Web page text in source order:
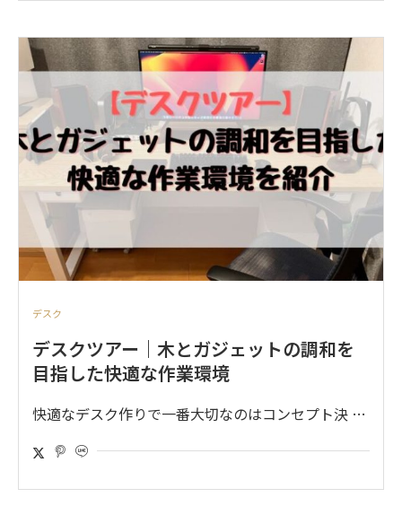
デスク
デスクツアー｜木とガジェットの調和を
目指した快適な作業環境
快適なデスク作りで一番大切なのはコンセプト決 …